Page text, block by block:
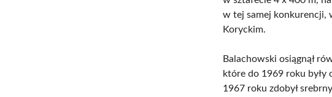
w tej samej konkurencji,
Koryckim.
Balachowski osiągnął
które do 1969 roku były
1967 roku zdobył